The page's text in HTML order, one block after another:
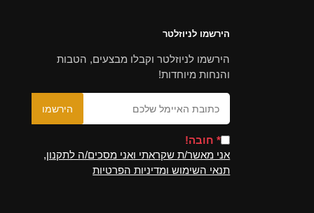
הירשמו לניוזלטר
הירשמו לניוזלטר וקבלו מבצעים, הטבות
והנחות מיוחדות!
* חובה!
אני מאשר/ת שקראתי ואני מסכים/ה לתקנון,
תנאי השימוש ומדיניות הפרטיות